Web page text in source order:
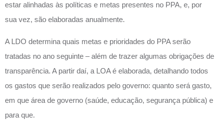
estar alinhadas às políticas e metas presentes no PPA, e, por
sua vez, são elaboradas anualmente.
A LDO determina quais metas e prioridades do PPA serão
tratadas no ano seguinte – além de trazer algumas obrigações de
transparência. A partir daí, a LOA é elaborada, detalhando todos
os gastos que serão realizados pelo governo: quanto será gasto,
em que área de governo (saúde, educação, segurança pública) e
para que.